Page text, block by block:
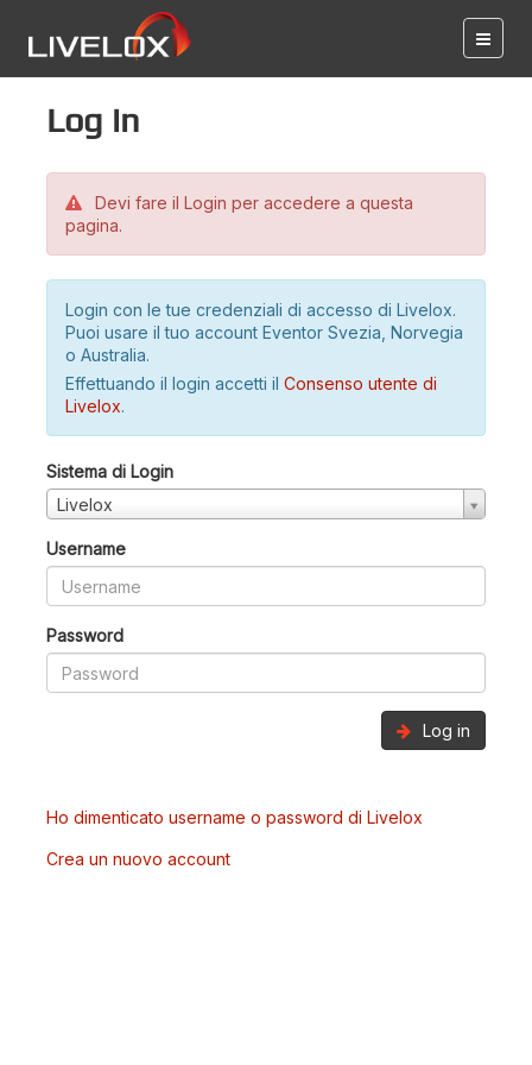
Log in
Devi fare il Login per accedere a questa
pagina.
Login con le tue credenziali di accesso di Livelox.
Puoi usare il tuo account Eventor Svezia, Norvegia
o Australia.
Effettuando il login accetti il Consenso utente di
Livelox.
Sistema di Login
Livelox
Username
Password
Log in
Ho dimenticato username o password di Livelox
Crea un nuovo account